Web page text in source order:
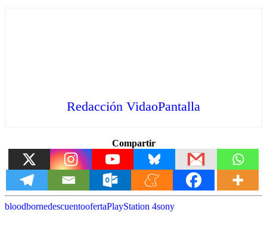
Redacción VidaoPantalla
Compartir
bloodbornedescuentoofertaPlayStation 4sony